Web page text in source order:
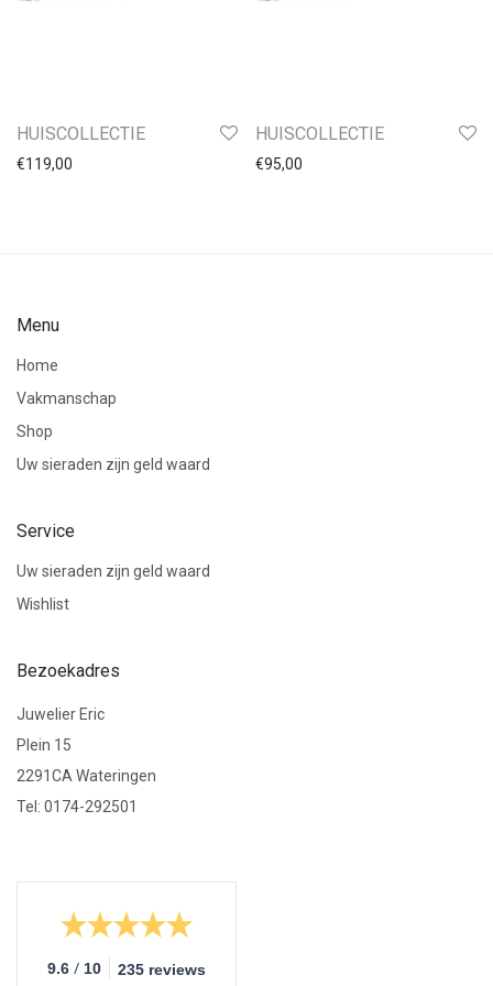
HUISCOLLECTIE
€119,00
HUISCOLLECTIE
€95,00
Menu
Home
Vakmanschap
Shop
Uw sieraden zijn geld waard
Service
Uw sieraden zijn geld waard
Wishlist
Bezoekadres
Juwelier Eric
Plein 15
2291CA Wateringen
Tel: 0174-292501
9.6 / 10 235 reviews